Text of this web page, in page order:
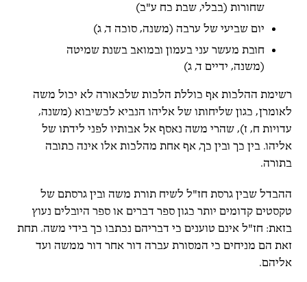
שחורות (בבלי, שבת כח ע"ב)
יום שביעי של ערבה (משנה, סוכה ד, ג)
חובת מעשר עני בעמון ובמואב בשנת שמיטה
(משנה, ידיים ד, ג)
רשימת ההלכות אף כוללת הלכות שלכאורה לא יכול משה
לאומרן, כגון שליחותו של אליהו הנביא לכשיבוא (משנה,
עדויות ח, ז), שהרי משה נאסף אל אבותיו לפני לידתו של
אליהו. בין כך ובין כך, אף אחת מהלכות אלו אינה כתובה
בתורה.
ההבדל שבין גרסת חז"ל לשיח תורת משה ובין גרסתם של
טקסטים קדומים יותר כגון ספר דברים או ספר היובלים נעוץ
בזאת: חז"ל אינם טוענים כי דבריהם נכתבו כך בידי משה. תחת
זאת הם מניחים כי המסורת עברה דור אחר דור ממשה ועד
אליהם.